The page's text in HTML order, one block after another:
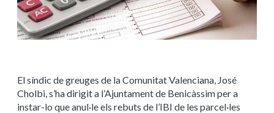
El síndic de greuges de la Comunitat Valenciana, José
Cholbi, s’ha dirigit a l’Ajuntament de Benicàssim per a
instar-lo que anul·le els rebuts de l’IBI de les parcel·les